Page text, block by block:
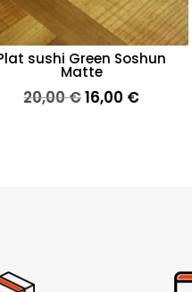
sushi Green Soshun
Matte
20,00€Le
16,00 €Le